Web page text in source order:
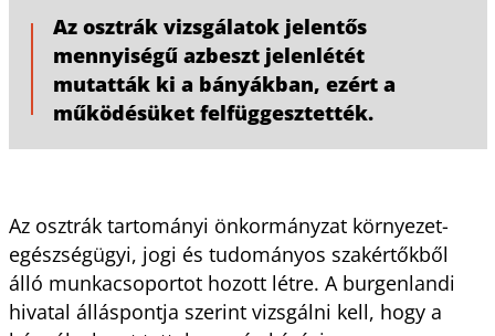
Az osztrák vizsgálatok jelentős
mennyiségű azbeszt jelenlétét
mutatták ki a bányákban, ezért a
működésüket felfüggesztették.
Az osztrák tartományi önkormányzat környezet-
egészségügyi, jogi és tudományos szakértőkből
álló munkacsoportot hozott létre. A burgenlandi
hivatal álláspontja szerint vizsgálni kell, hogy a